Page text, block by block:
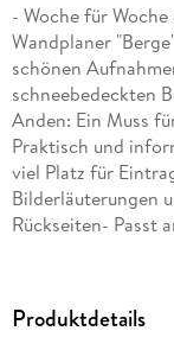
- Woche für
Wandplaner
schönen
schneebedeckten
Anden: Ein Muss
Praktisch und
viel Platz für
Bilderläuterungen
Rückseiten- Passt
Produktdetails